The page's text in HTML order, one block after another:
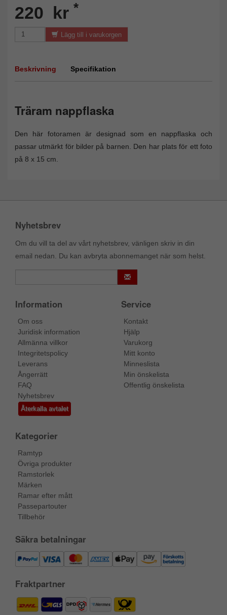
220 kr *
Lägg till i varukorgen
Beskrivning Specifikation
Träram nappflaska
Den här fotoramen är designad som en nappflaska och
passar utmärkt för bilder på barnen. Den har plats för ett foto
på 8 x 15 cm.
Nyhetsbrev
Om du vill ta del av vårt nyhetsbrev, vänligen skriv in din
email nedan. Du kan avbryta abonnemanget när som helst.
Information
Om oss
Juridisk information
Allmänna villkor
Integritetspolicy
Leverans
Ångerrätt
FAQ
Nyhetsbrev
Återkalla avtalet
Service
Kontakt
Hjälp
Varukorg
Mitt konto
Minneslista
Min önskelista
Offentlig önskelista
Kategorier
Ramtyp
Övriga produkter
Ramstorlek
Märken
Ramar efter mått
Passepartouter
Tillbehör
Säkra betalningar
Fraktpartner